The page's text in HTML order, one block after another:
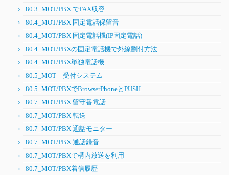
80.3_MOT/PBX でFAX収容
80.4_MOT/PBX 固定電話保留音
80.4_MOT/PBX 固定電話機(IP固定電話)
80.4_MOT/PBXの固定電話機で外線割付方法
80.4_MOT/PBX単独電話機
80.5_MOT 受付システム
80.5_MOT/PBXでBrowserPhoneとPUSH
80.7_MOT/PBX 留守番電話
80.7_MOT/PBX 転送
80.7_MOT/PBX 通話モニター
80.7_MOT/PBX 通話録音
80.7_MOT/PBXで構内放送を利用
80.7_MOT/PBX着信履歴